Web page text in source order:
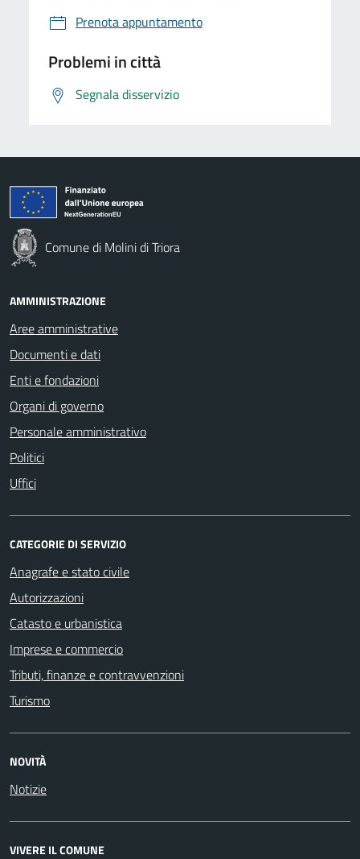
Prenota appuntamento
Problemi in città
Segnala disservizio
Comune di Molini di Triora
AMMINISTRAZIONE
Aree amministrative
Documenti e dati
Enti e fondazioni
Organi di governo
Personale amministrativo
Politici
Uffici
CATEGORIE DI SERVIZIO
Anagrafe e stato civile
Autorizzazioni
Catasto e urbanistica
Imprese e commercio
Tributi, finanze e contravvenzioni
Turismo
NOVITÀ
Notizie
VIVERE IL COMUNE